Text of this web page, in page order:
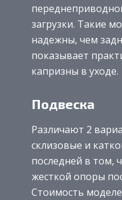
загрузки. Такие
надежны, чем
показывает
капризны в уходе.
Подвеска
Различают 2
склизовые и
последней в том,
жесткой опоры
Стоимость